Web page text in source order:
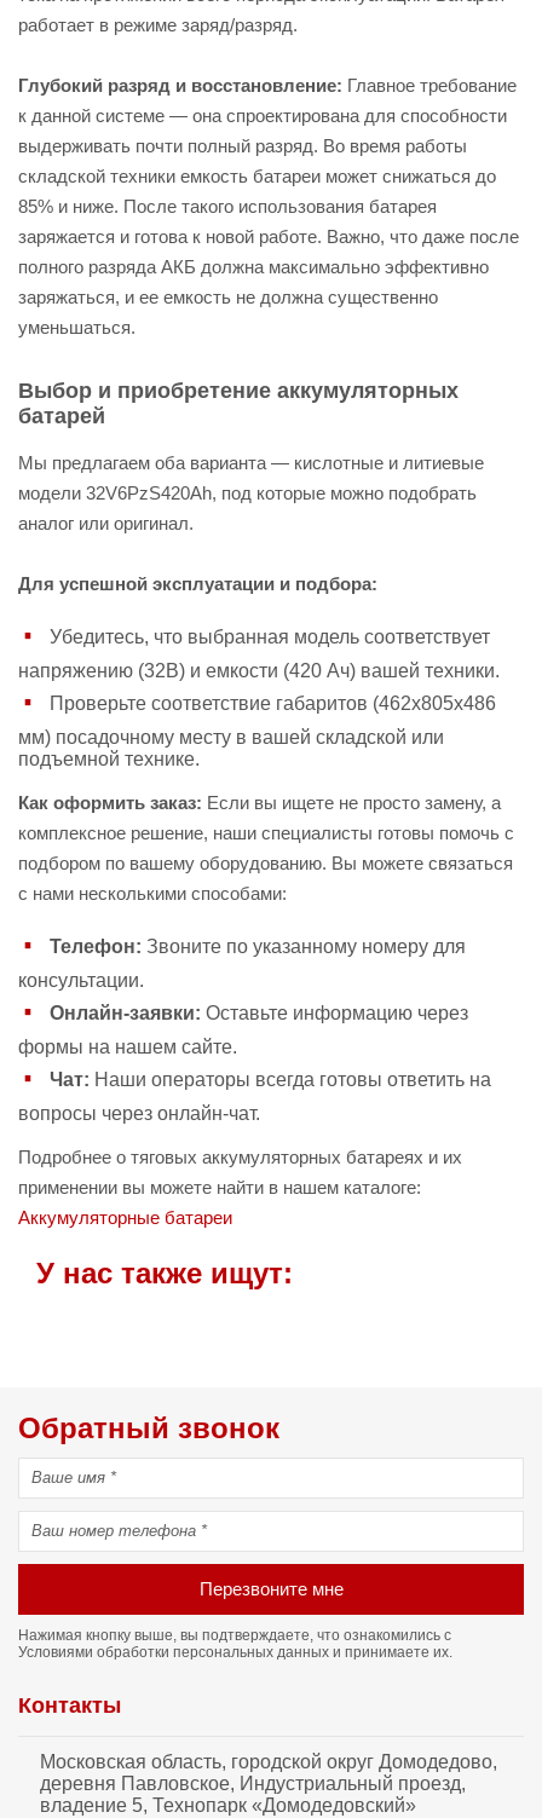
работает в режиме заряд/разряд.
Глубокий разряд и восстановление: Главное требование
к данной системе — она спроектирована для способности
выдерживать почти полный разряд. Во время работы
складской техники емкость батареи может снижаться до
85% и ниже. После такого использования батарея
заряжается и готова к новой работе. Важно, что даже после
полного разряда АКБ должна максимально эффективно
заряжаться, и ее емкость не должна существенно
уменьшаться.
Выбор и приобретение аккумуляторных
батарей
Мы предлагаем оба варианта — кислотные и литиевые
модели 32V6PzS420Ah, под которые можно подобрать
аналог или оригинал.
Для успешной эксплуатации и подбора:
Убедитесь, что выбранная модель соответствует
напряжению (32В) и емкости (420 Ач) вашей техники.
Проверьте соответствие габаритов (462х805х486
мм) посадочному месту в вашей складской или
подъемной технике.
Как оформить заказ: Если вы ищете не просто замену, а
комплексное решение, наши специалисты готовы помочь с
подбором по вашему оборудованию. Вы можете связаться
с нами несколькими способами:
Телефон: Звоните по указанному номеру для
консультации.
Онлайн-заявки: Оставьте информацию через
формы на нашем сайте.
Чат: Наши операторы всегда готовы ответить на
вопросы через онлайн-чат.
Подробнее о тяговых аккумуляторных батареях и их
применении вы можете найти в нашем каталоге:
Аккумуляторные батареи
У нас также ищут:
Обратный звонок
Перезвоните мне
Нажимая кнопку выше, вы подтверждаете, что ознакомились с
Условиями обработки персональных данных и принимаете их.
Контакты
Московская область, городской округ Домодедово,
деревня Павловское, Индустриальный проезд,
владение 5, Технопарк «Домодедовский»